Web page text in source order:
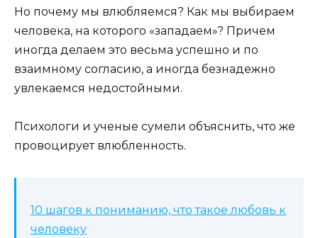
Но почему мы влюбляемся? Как мы выбираем
человека, на которого «западаем»? Причем
иногда делаем это весьма успешно и по
взаимному согласию, а иногда безнадежно
увлекаемся недостойными.
Психологи и ученые сумели объяснить, что же
провоцирует влюбленность.
10 шагов к пониманию, что такое любовь к
человеку